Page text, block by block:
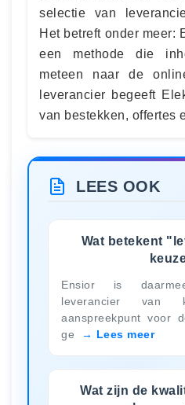
selectie van
Het betreft onder meer:
een methode die
meteen naar de
leverancier begeeft
van bestekken, offertes
LEES OOK
Wat betekent
Ensior is
leverancier van
aanspreekpunt voor
ge
Lees meer
Wat zijn de